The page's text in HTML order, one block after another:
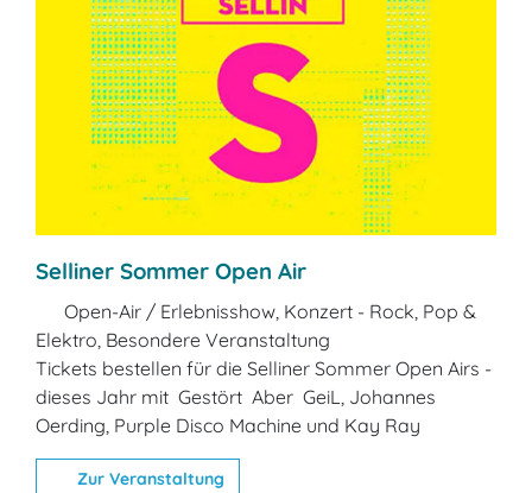
Selliner Sommer Open Air
Open-Air / Erlebnisshow, Konzert - Rock, Pop &
Elektro, Besondere Veranstaltung
Tickets bestellen für die Selliner Sommer Open Airs -
dieses Jahr mit Gestört Aber GeiL, Johannes
Oerding, Purple Disco Machine und Kay Ray
Zur Veranstaltung